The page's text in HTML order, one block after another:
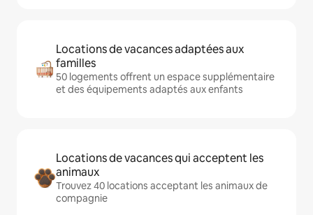
Locations de vacances adaptées aux
familles
50 logements offrent un espace supplémentaire
et des équipements adaptés aux enfants
Locations de vacances qui acceptent les
animaux
Trouvez 40 locations acceptant les animaux de
compagnie